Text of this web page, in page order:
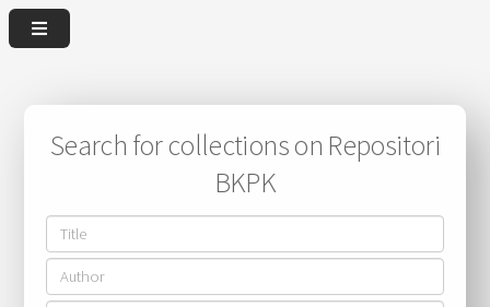
Search for collections on Repositori
BKPK